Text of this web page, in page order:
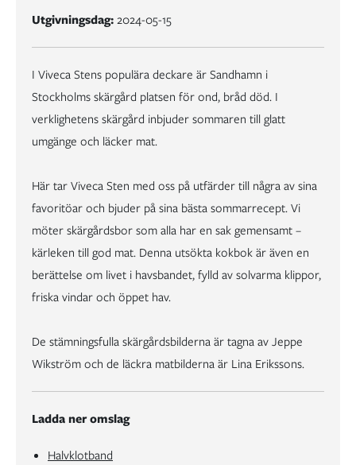
Utgivningsdag:2024-05-15
I Viveca Stens populära deckare är Sandhamn i
Stockholms skärgård platsen för ond, bråd död. I
verklighetens skärgård inbjuder sommaren till glatt
umgänge och läcker mat.
Här tar Viveca Sten med oss på utfärder till några av sina
favoritöar och bjuder på sina bästa sommarrecept. Vi
möter skärgårdsbor som alla har en sak gemensamt –
kärleken till god mat. Denna utsökta kokbok är även en
berättelse om livet i havsbandet, fylld av solvarma klippor,
friska vindar och öppet hav.
De stämningsfulla skärgårdsbilderna är tagna av Jeppe
Wikström och de läckra matbilderna är Lina Erikssons.
Ladda ner omslag
Halvklotband